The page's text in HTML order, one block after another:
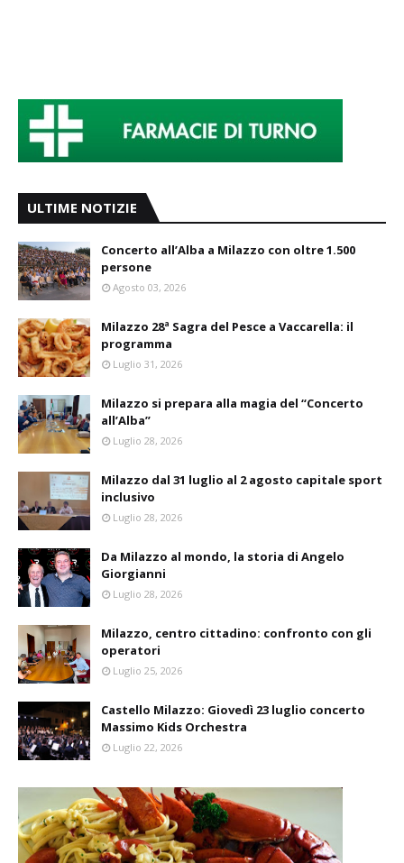
ULTIME NOTIZIE
Concerto all’Alba a Milazzo con oltre 1.500
persone
Agosto 03, 2026
Milazzo 28ª Sagra del Pesce a Vaccarella: il
programma
Luglio 31, 2026
Milazzo si prepara alla magia del “Concerto
all’Alba”
Luglio 28, 2026
Milazzo dal 31 luglio al 2 agosto capitale sport
inclusivo
Luglio 28, 2026
Da Milazzo al mondo, la storia di Angelo
Giorgianni
Luglio 28, 2026
Milazzo, centro cittadino: confronto con gli
operatori
Luglio 25, 2026
Castello Milazzo: Giovedì 23 luglio concerto
Massimo Kids Orchestra
Luglio 22, 2026